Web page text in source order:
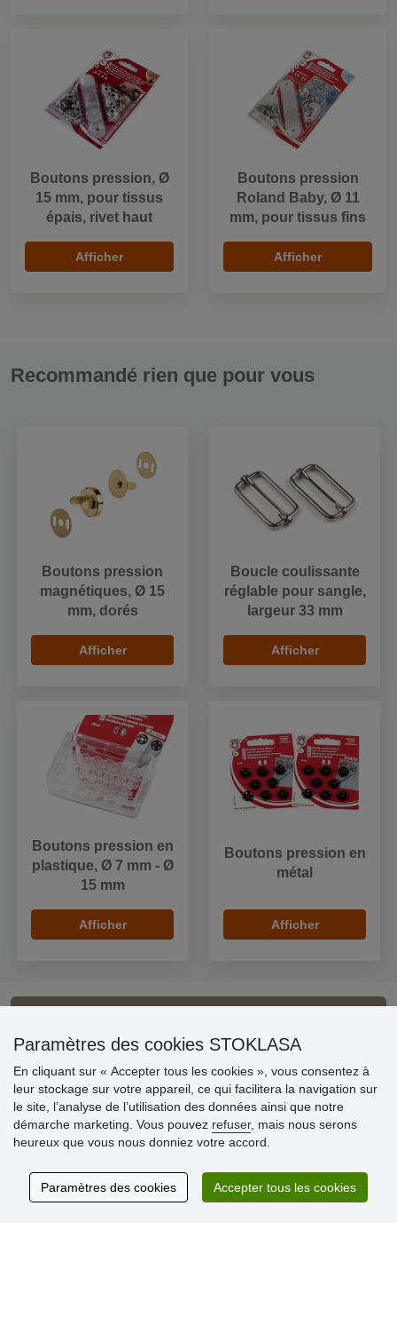
Boutons pression, Ø
15 mm, pour tissus
épais, rivet haut
Afficher
Boutons pression
Roland Baby, Ø 11
mm, pour tissus fins
Afficher
Recommandé rien que pour vous
Boutons pression
magnétiques, Ø 15
mm, dorés
Afficher
Boucle coulissante
réglable pour sangle,
largeur 33 mm
Afficher
Boutons pression en
plastique, Ø 7 mm - Ø
15 mm
Afficher
Boutons pression en
métal
Afficher
Informations importantes
» Conditions générales
» Livraison et paiement
» Règles de confidentialité
» Questions fréquentes
» Plaintes
Paramètres des cookies STOKLASA
En cliquant sur « Accepter tous les cookies », vous consentez à
leur stockage sur votre appareil, ce qui facilitera la navigation sur
le site, l’analyse de l’utilisation des données ainsi que notre
démarche marketing. Vous pouvez refuser, mais nous serons
heureux que vous nous donniez votre accord.
Paramètres des cookies Accepter tous les cookies